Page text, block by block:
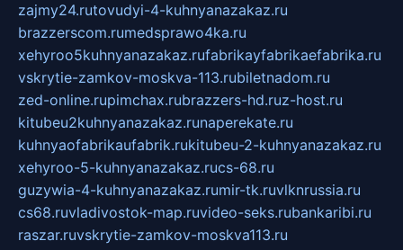
zajmy24.rutovudyi-4-kuhnyanazakaz.ru
brazzerscom.rumedsprawo4ka.ru
xehyroo5kuhnyanazakaz.rufabrikayfabrikaefabrika.ru
vskrytie-zamkov-moskva-113.rubiletnadom.ru
zed-online.rupimchax.rubrazzers-hd.ruz-host.ru
kitubeu2kuhnyanazakaz.runaperekate.ru
kuhnyaofabrikaufabrik.rukitubeu-2-kuhnyanazakaz.ru
xehyroo-5-kuhnyanazakaz.rucs-68.ru
guzywia-4-kuhnyanazakaz.rumir-tk.ruvlknrussia.ru
cs68.ruvladivostok-map.ruvideo-seks.rubankaribi.ru
raszar.ruvskrytie-zamkov-moskva113.ru